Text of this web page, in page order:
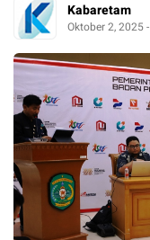
Kabaretam
Oktober 2, 2025